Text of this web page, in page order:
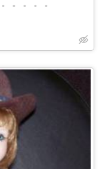
• • • • •